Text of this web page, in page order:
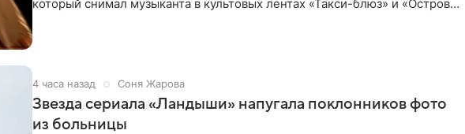
который снимал музыканта в культовых лентах «Такси-блюз» и «Остров».
4 часа назад Соня Жарова
Звезда сериала «Ландыши» напугала поклонников фото
из больницы